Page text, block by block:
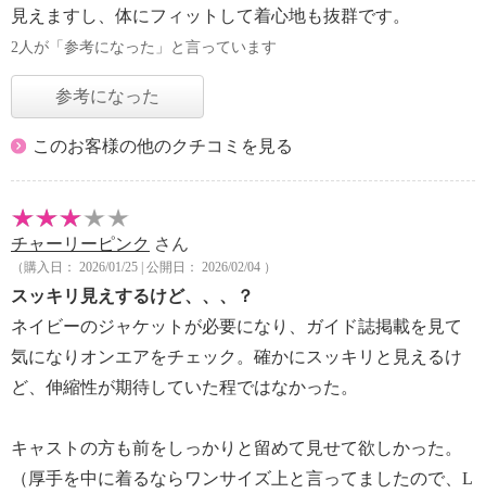
見えますし、体にフィットして着心地も抜群です。
2人が「参考になった」と言っています
参考になった
このお客様の他のクチコミを見る
チャーリーピンク さん
（購入日： 2026/01/25 | 公開日： 2026/02/04 ）
スッキリ見えするけど、、、？
ネイビーのジャケットが必要になり、ガイド誌掲載を見て
気になりオンエアをチェック。確かにスッキリと見えるけ
ど、伸縮性が期待していた程ではなかった。
キャストの方も前をしっかりと留めて見せて欲しかった。
（厚手を中に着るならワンサイズ上と言ってましたので、L